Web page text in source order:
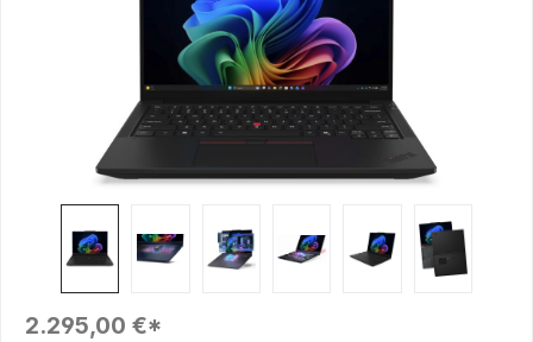
Regulärer Preis:
2.295,00 €*